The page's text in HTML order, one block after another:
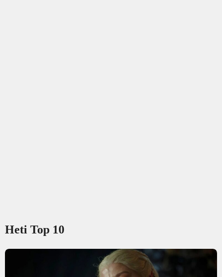
Heti Top 10